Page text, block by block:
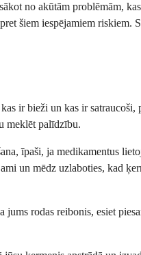
no akūtām problēmām,
šiem iespējamiem riskiem.
ir bieži un kas ir satraucoši,
meklēt palīdzību.
īpaši, ja medikamentus
un mēdz uzlaboties, kad
rodas reibonis, esiet